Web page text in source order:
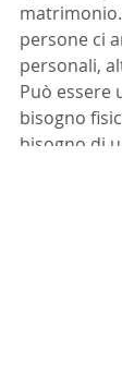
persone ci
personali,
Può essere
bisogno
bisogno di